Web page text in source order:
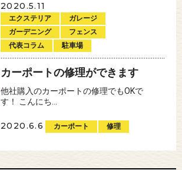
2020.5.11
エクステリア
ガレージ
ガーデニング
フェンス
代表コラム
駐車場
カーポートの修理ができます
他社購入のカーポートの修理でもOKで
す！ こんにち...
2020.6.6 カーポート 修理